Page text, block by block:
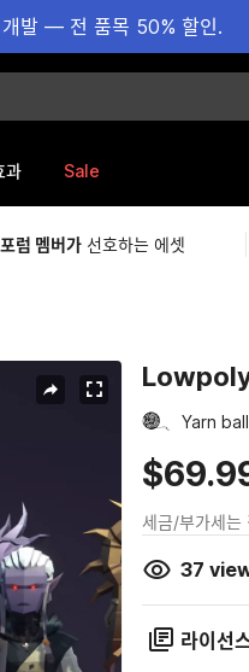
개발 — 전 품목 50% 할인.
과 Sale
럼 멤버가 선호하는 에셋
Yarn ball
세금/부가세는
37
라이선